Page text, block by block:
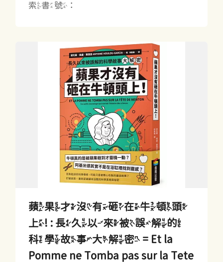
索書號：
蘋果才沒有砸在牛頓頭
上! : 長久以來被誤解的
科學故事大解密 = Et la
Pomme ne Tomba pas sur la Tete